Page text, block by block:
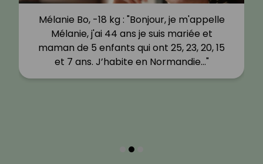
Mélanie Bo, -18 kg : "Bonjour, je m'appelle
Mélanie, j'ai 44 ans je suis mariée et
maman de 5 enfants qui ont 25, 23, 20, 15
et 7 ans. J’habite en Normandie…"